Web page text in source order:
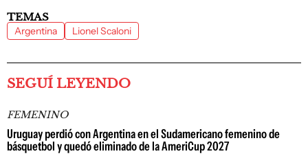
TEMAS
Argentina Lionel Scaloni
SEGUÍ LEYENDO
FEMENINO
Uruguay perdió con Argentina en el Sudamericano femenino de
básquetbol y quedó eliminado de la AmeriCup 2027